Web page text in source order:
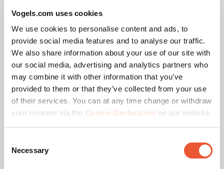
Vogels.com uses cookies
We use cookies to personalise content and ads, to
provide social media features and to analyse our traffic.
We also share information about your use of our site with
our social media, advertising and analytics partners who
may combine it with other information that you’ve
provided to them or that they’ve collected from your use
of their services. You can at any time change or withdraw
your consent via the Cookie Declaration on our website.
Selection
Necessary
Kleur Zwart
Productcategorie dvLED Videowall wand
Garantie 5 jaar
Positie Landscape